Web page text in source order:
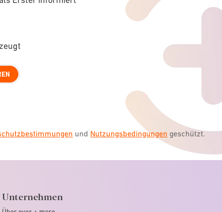
und Nutzungsbedingungen geschützt.
Unternehmen